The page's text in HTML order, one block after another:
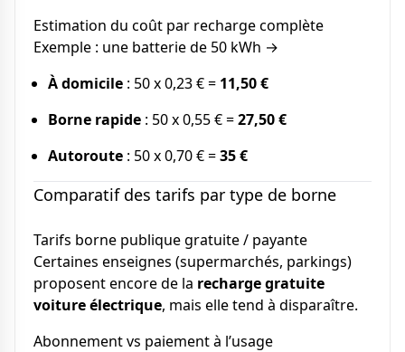
Estimation du coût par recharge complète
Exemple : une batterie de 50 kWh →
À domicile : 50 x 0,23 € = 11,50 €
Borne rapide : 50 x 0,55 € =27,50 €
Autoroute : 50 x 0,70 € =35 €
Comparatif des tarifs par type de borne
Tarifs borne publique gratuite / payante
Certaines enseignes (supermarchés, parkings)
proposent encore de la recharge gratuite
voiture électrique, mais elle tend à disparaître.
Abonnement vs paiement à l’usage